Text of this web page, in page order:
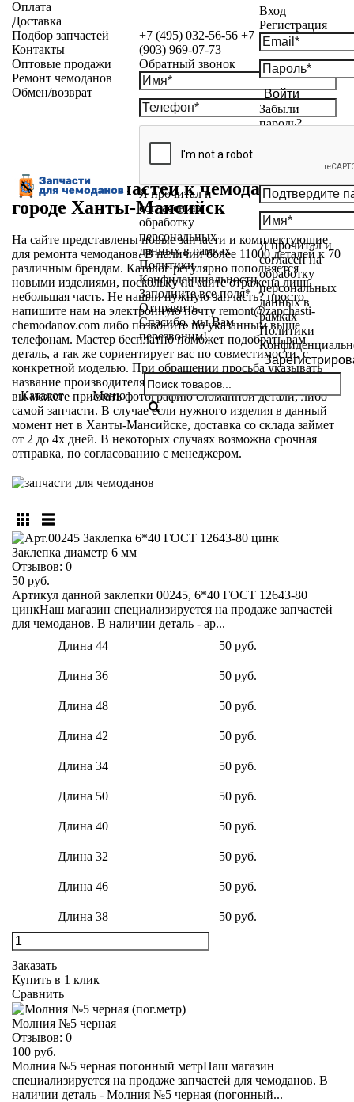
+7 (495) 032-56-56 +7
(903) 969-07-73
Обратный звонок
Я прочитал и
согласен на
обработку
персональных
данных в рамках
Политики
Конфиденциальности
Заполните все поля*
Отправить
Спасибо, мы Вам
перезвоним!
Вход
Регистрация
Войти
Забыли
пароль?
Я прочитал и
согласен на
обработку
персональных
данных в
рамках
Политики
Каталог Меню
Оплата
Доставка
Подбор запчастей
Контакты
Оптовые продажи
Ремонт чемоданов
Обмен/возврат
Магазин запчастей к чемоданам в
городе Ханты-Мансийск
На сайте представлены новые запчасти и комплектующие
для ремонта чемоданов. В наличии более 11000 деталей к 70
различным брендам. Каталог регулярно пополняется
новыми изделиями, поскольку на сайте отражена лишь
небольшая часть. Не нашли нужную запчасть? просто
напишите нам на электронную почту remont@zapchasti-
chemodanov.com либо позвоните по указанным выше
телефонам. Мастер бесплатно поможет подобрать вам
деталь, а так же сориентирует вас по совместимости, с
конкретной моделью. При обращении просьба указывать
название производителя и модели вашего чемодана. Так же
вы можете прислать фотографию сломанной детали, либо
самой запчасти. В случае если нужного изделия в данный
момент нет в Ханты-Мансийске, доставка со склада займет
от 2 до 4х дней. В некоторых случаях возможна срочная
отправка, по согласованию с менеджером.
Заклепка диаметр 6 мм
Отзывов: 0
50 руб.
Артикул данной заклепки 00245, 6*40 ГОСТ 12643-80
цинкНаш магазин специализируется на продаже запчастей
для чемоданов. В наличии деталь - ар...
Длина 44
50 руб.
Длина 36 50 руб.
Длина 48 50 руб.
Длина 42 50 руб.
Длина 34 50 руб.
Длина 50 50 руб.
Длина 40 50 руб.
Длина 32 50 руб.
Длина 46 50 руб.
Длина 38 50 руб.
Заказать
Купить в 1 клик
Сравнить
Молния №5 черная
Отзывов: 0
100 руб.
Молния №5 черная погонный метрНаш магазин
специализируется на продаже запчастей для чемоданов. В
наличии деталь - Молния №5 черная (погонный...